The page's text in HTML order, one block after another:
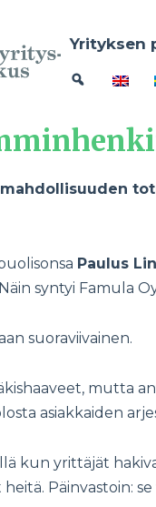
Yrityksen
Paulus
Näin syntyi
suoraviivainen.
mutta
asiakkaiden
kun yrittäjät
Päinvastoin: